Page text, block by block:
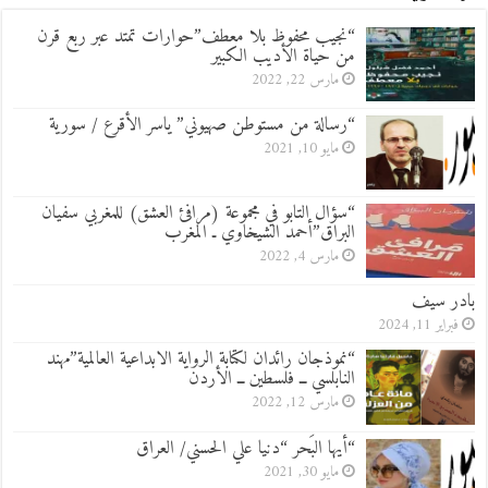
“نجيب محفوظ بلا معطف”حوارات تمتد عبر ربع قرن
من حياة الأديب الكبير
مارس 22, 2022
“رسالة من مستوطن صهيوني” ياسر الأقرع / سورية
مايو 10, 2021
“سؤال التابو في مجموعة (مرافئ العشق) للمغربي سفيان
البراق”أحمد الشيخاوي ـ المغرب
مارس 4, 2022
بادر سيف
فبراير 11, 2024
“نموذجان رائدان لكتابة الرواية الابداعية العالمية”مهند
النابلسي ــ فلسطين ــ الأردن
مارس 12, 2022
“أيها البَحر “دنيا علي الحسني/ العراق
مايو 30, 2021